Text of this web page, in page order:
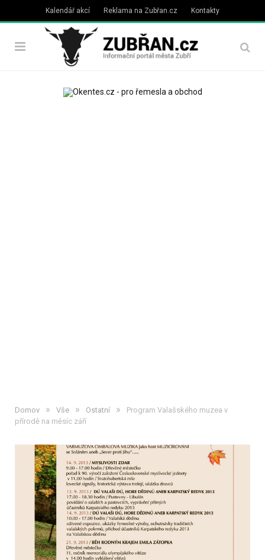
Kalendář akcí Reklama na Zubřan.cz Kontakty
Domov » Vše » Ostatní »
Program Valašského muzea v
přírodě na měsíc září